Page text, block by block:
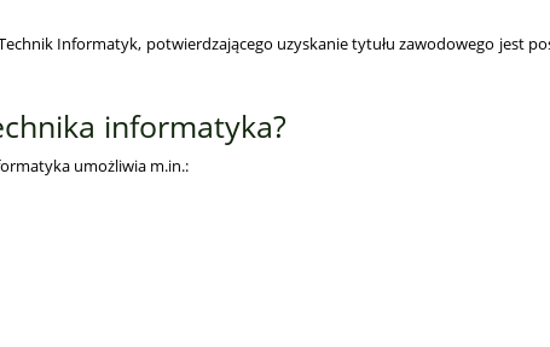
Informatyk, potwierdzającego uzyskanie tytułu zawodowego jest
informatyka?
umożliwia m.in.: